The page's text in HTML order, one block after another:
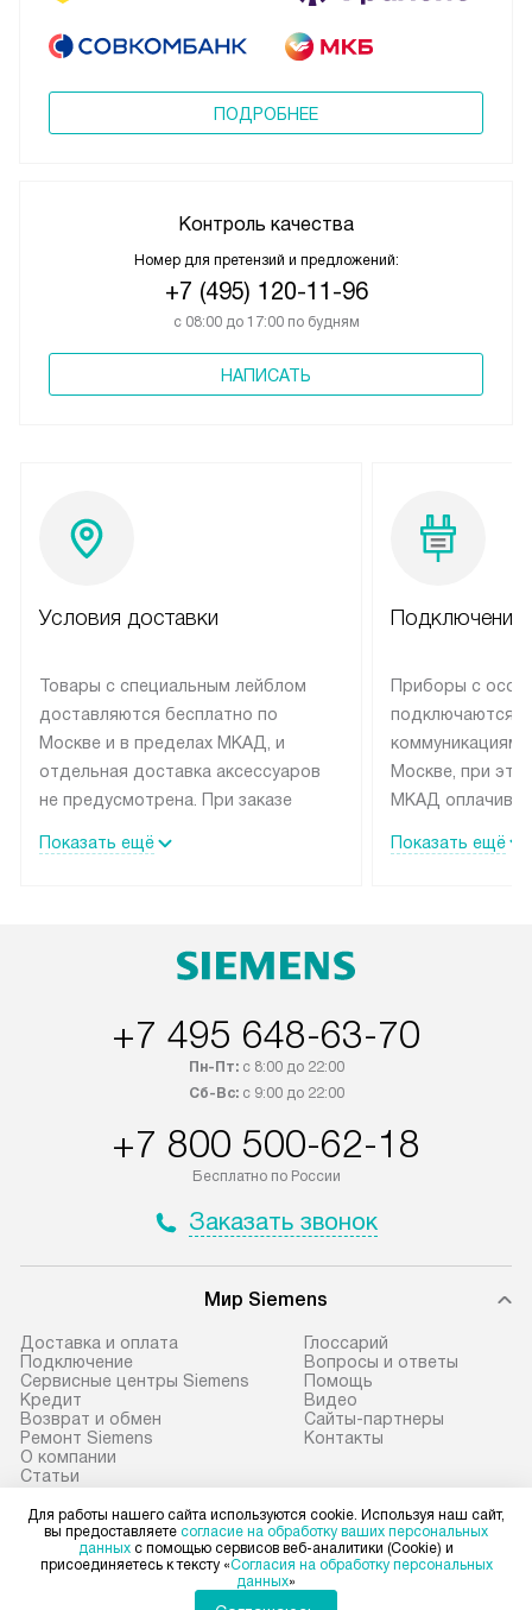
ПОДРОБНЕЕ
Контроль качества
Номер для претензий и предложений:
+7 (495) 120-11-96
с 08:00 до 17:00 по будням
НАПИСАТЬ
Условия доставки
Товары с специальным лейблом
доставляются бесплатно по
Москве и в пределах МКАД, и
отдельная доставка аксессуаров
не предусмотрена. При заказе
рекомендуем обсудить с
быть отправлены покупателю в
интересен товар «Под заказ»,
обсудите возможность его
приобретения с менеджером сайта.
доставляются бесплатно по
Москве в пределах МКАД, и
не предусмотрена.
доставки доставит упакованный
требуется переместить прибор
до двери квартиры или до места
установки, пожалуйста,
предварительно согласуйте это
с менеджером. За данную услугу
Учитывайте габариты прибора, если
они не позволяют пронести чего
через дверной проем,
Показать ещё
Подключение
Приборы с
подключаются к
коммуникациям
Москве, при
МКАД
партнера
монтажу
материалы.
Стандартная
и
или на заранее
место с
Показать ещё
+7 495 648-63-70
Пн-Пт:с 8:00 до 22:00
Сб-Вс:с 9:00 до 22:00
+7 800 500-62-18
Бесплатно по России
Заказать звонок
Мир Siemens
Доставка и оплата
Подключение
Сервисные центры Siemens
Кредит
Возврат и обмен
Ремонт Siemens
О компании
Статьи
Глоссарий
Вопросы и ответы
Помощь
Видео
Сайты-партнеры
Контакты
Для физических лиц
shop@siemens-centre.ru
Для юридических лиц
Для работы нашего сайта используются cookie. Используя наш сайт,
вы предоставляете согласие на обработку ваших персональных
данных с помощью сервисов веб-аналитики (Cookie) и
присоединяетесь к тексту «Согласия на обработку персональных
данных»